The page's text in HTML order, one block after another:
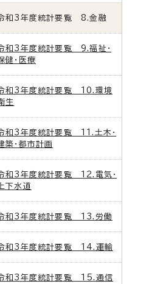
和3年度統計要覧 8.金融
和3年度統計要覧 9.福祉・
健・医療
和3年度統計要覧 10.環境
生
和3年度統計要覧 11.土木・
築・都市計画
和3年度統計要覧 12.電気・
上下水道
和3年度統計要覧 13.労働
和3年度統計要覧 14.運輸
和3年度統計要覧 15.通信